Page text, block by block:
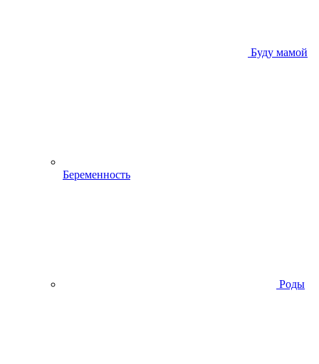
Буду мамой
Беременность
Роды